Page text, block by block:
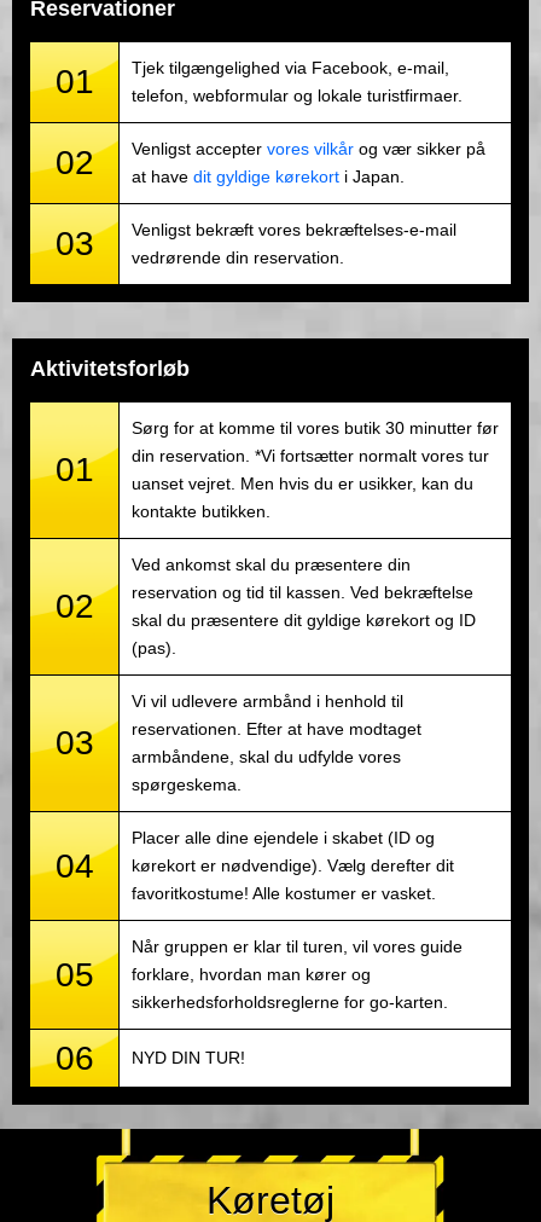
Reservationer
01
Tjek tilgængelighed via Facebook, e-mail,
telefon, webformular og lokale turistfirmaer.
02 Venligst accepter vores vilkår og vær sikker på
at have dit gyldige kørekort i Japan.
03
Venligst bekræft vores bekræftelses-e-mail
vedrørende din reservation.
Aktivitetsforløb
01
Sørg for at komme til vores butik 30 minutter før
din reservation. *Vi fortsætter normalt vores tur
uanset vejret. Men hvis du er usikker, kan du
kontakte butikken.
02
Ved ankomst skal du præsentere din
reservation og tid til kassen. Ved bekræftelse
skal du præsentere dit gyldige kørekort og ID
(pas).
03
Vi vil udlevere armbånd i henhold til
reservationen. Efter at have modtaget
armbåndene, skal du udfylde vores
spørgeskema.
04
Placer alle dine ejendele i skabet (ID og
kørekort er nødvendige). Vælg derefter dit
favoritkostume! Alle kostumer er vasket.
05
Når gruppen er klar til turen, vil vores guide
forklare, hvordan man kører og
sikkerhedsforholdsreglerne for go-karten.
06 NYD DIN TUR!
Køretøj